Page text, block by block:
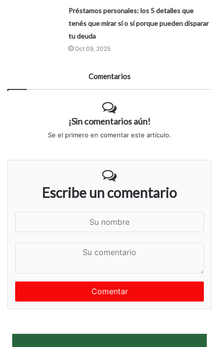
Préstamos personales: los 5 detalles que
tenés que mirar sí o sí porque pueden disparar
tu deuda
Oct 09, 2025
Comentarios
¡Sin comentarios aún!
Se el primero en comentar este artículo.
Escribe un comentario
e
n